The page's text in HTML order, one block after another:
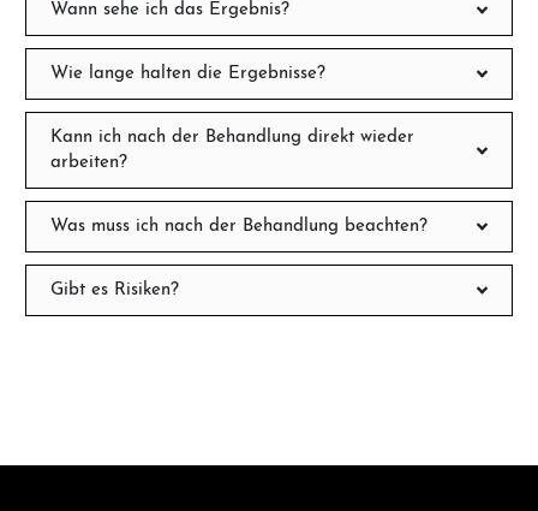
Wann sehe ich das Ergebnis?
Wie lange halten die Ergebnisse?
Kann ich nach der Behandlung direkt wieder
arbeiten?
Was muss ich nach der Behandlung beachten?
Gibt es Risiken?